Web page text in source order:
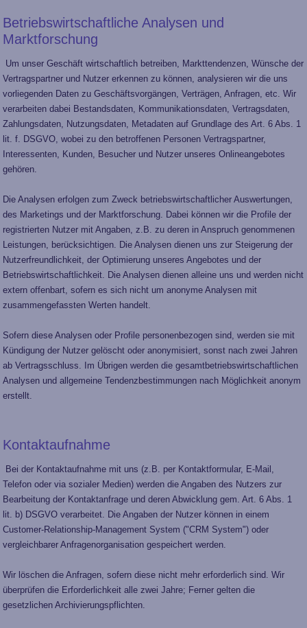
Betriebswirtschaftliche Analysen und
Marktforschung
Um unser Geschäft wirtschaftlich betreiben, Markttendenzen, Wünsche der
Vertragspartner und Nutzer erkennen zu können, analysieren wir die uns
vorliegenden Daten zu Geschäftsvorgängen, Verträgen, Anfragen, etc. Wir
verarbeiten dabei Bestandsdaten, Kommunikationsdaten, Vertragsdaten,
Zahlungsdaten, Nutzungsdaten, Metadaten auf Grundlage des Art. 6 Abs. 1
lit. f. DSGVO, wobei zu den betroffenen Personen Vertragspartner,
Interessenten, Kunden, Besucher und Nutzer unseres Onlineangebotes
gehören.
Die Analysen erfolgen zum Zweck betriebswirtschaftlicher Auswertungen,
des Marketings und der Marktforschung. Dabei können wir die Profile der
registrierten Nutzer mit Angaben, z.B. zu deren in Anspruch genommenen
Leistungen, berücksichtigen. Die Analysen dienen uns zur Steigerung der
Nutzerfreundlichkeit, der Optimierung unseres Angebotes und der
Betriebswirtschaftlichkeit. Die Analysen dienen alleine uns und werden nicht
extern offenbart, sofern es sich nicht um anonyme Analysen mit
zusammengefassten Werten handelt.
Sofern diese Analysen oder Profile personenbezogen sind, werden sie mit
Kündigung der Nutzer gelöscht oder anonymisiert, sonst nach zwei Jahren
ab Vertragsschluss. Im Übrigen werden die gesamtbetriebswirtschaftlichen
Analysen und allgemeine Tendenzbestimmungen nach Möglichkeit anonym
erstellt.
Kontaktaufnahme
Bei der Kontaktaufnahme mit uns (z.B. per Kontaktformular, E-Mail,
Telefon oder via sozialer Medien) werden die Angaben des Nutzers zur
Bearbeitung der Kontaktanfrage und deren Abwicklung gem. Art. 6 Abs. 1
lit. b) DSGVO verarbeitet. Die Angaben der Nutzer können in einem
Customer-Relationship-Management System ("CRM System") oder
vergleichbarer Anfragenorganisation gespeichert werden.
Wir löschen die Anfragen, sofern diese nicht mehr erforderlich sind. Wir
überprüfen die Erforderlichkeit alle zwei Jahre; Ferner gelten die
gesetzlichen Archivierungspflichten.